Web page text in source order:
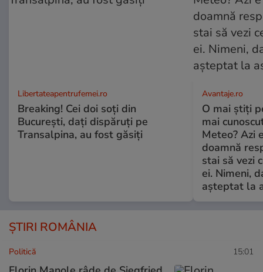
Libertateapentrufemei.ro
Breaking! Cei doi soți din
București, dați dispăruți pe
Transalpina, au fost găsiți
Avantaje.ro
O mai știți
mai
Meteo? Azi
doamnă
stai să vezi
ei. Nimeni,
așteptat la
ȘTIRI ROMÂNIA
Politică 15:01